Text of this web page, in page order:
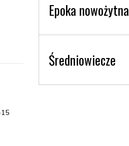
Epoka nowożytna
Średniowiecze